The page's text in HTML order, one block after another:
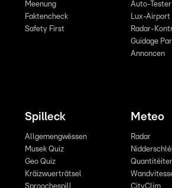
Meenung
Faktencheck
Safety First
Auto-Tester
Lux-Airport
Radar-
Guidage
Annoncen
Spilleck
Allgemengwëssen
Musek Quiz
Geo Quiz
Kräizwuerträtsel
Meteo
Radar
Nidderschléi